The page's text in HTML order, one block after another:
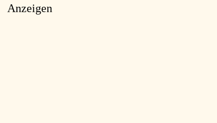
Anzeigen